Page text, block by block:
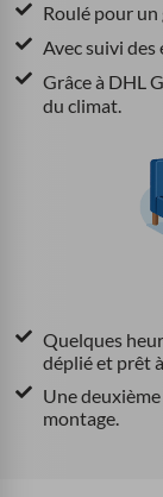
Roulé pour
Avec suivi des
Grâce à DHL
du climat.
Quelques
déplié et prêt
Une
montage.